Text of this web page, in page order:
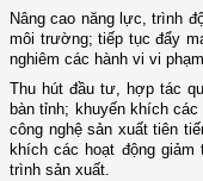
Nâng cao năng lực, trình
môi trường; tiếp tục đẩy
nghiêm các hành vi vi
Thu hút đầu tư, hợp tác
bàn tỉnh; khuyến khích
công nghệ sản xuất tiên
khích các hoạt động
trình sản xuất.